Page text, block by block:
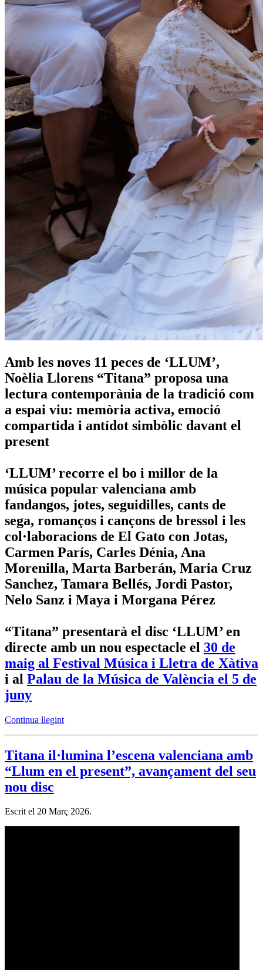
Amb les noves 11 peces de ‘LLUM’,
Noèlia Llorens “Titana” proposa una
lectura contemporània de la tradició com
a espai viu: memòria activa, emoció
compartida i antídot simbòlic davant el
present
‘LLUM’ recorre el bo i millor de la
música popular valenciana amb
fandangos, jotes, seguidilles, cants de
sega, romanços i cançons de bressol i les
col·laboracions de El Gato con Jotas,
Carmen París, Carles Dénia, Ana
Morenilla, Marta Barberán, Maria Cruz
Sanchez, Tamara Bellés, Jordi Pastor,
Nelo Sanz i Maya i Morgana Pérez
“Titana” presentarà el disc ‘LLUM’ en
directe amb un nou espectacle el 30 de
maig al Festival Música i Lletra de Xàtiva
i al Palau de la Música de València el 5 de
juny
Continua llegint
Titana il·lumina l’escena valenciana amb
“Llum en el present”, avançament del seu
nou disc
Escrit el 20 Març 2026.